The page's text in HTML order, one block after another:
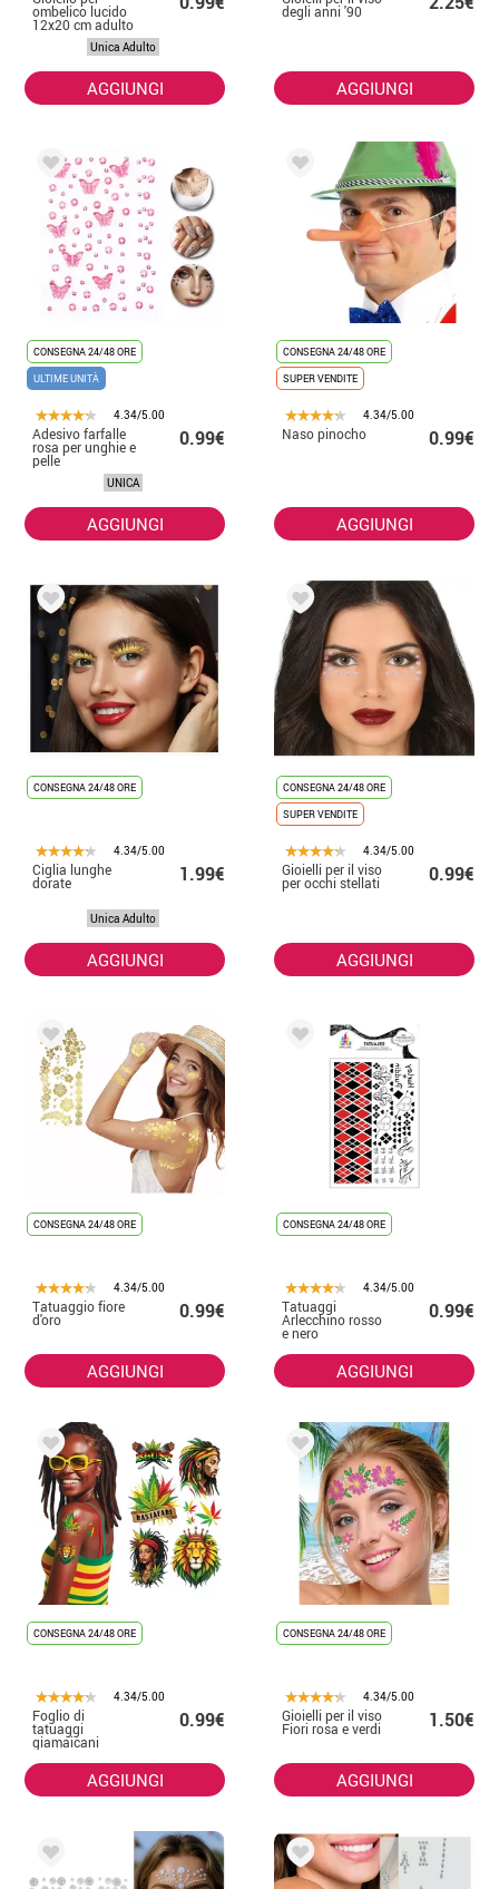
ombelico lucido
12x20 cm adulto
Unica Adulto
AGGIUNGI
degli anni '90
AGGIUNGI
CONSEGNA 24/48 ORE
ULTIME UNITÀ
4.34/5.00
Adesivo farfalle
rosa per unghie e
pelle
0.99€
UNICA
AGGIUNGI
CONSEGNA 24/48 ORE
SUPER VENDITE
4.34/5.00
Naso pinocho 0.99€
AGGIUNGI
CONSEGNA 24/48 ORE
4.34/5.00
Ciglia lunghe
dorate 1.99€
Unica Adulto
AGGIUNGI
CONSEGNA 24/48 ORE
SUPER VENDITE
4.34/5.00
Gioielli per il viso
per occhi stellati 0.99€
AGGIUNGI
CONSEGNA 24/48 ORE
4.34/5.00
Tatuaggio fiore
d'oro 0.99€
AGGIUNGI
CONSEGNA 24/48 ORE
4.34/5.00
Tatuaggi
Arlecchino rosso
e nero
0.99€
AGGIUNGI
CONSEGNA 24/48 ORE
4.34/5.00
Foglio di
tatuaggi
giamaicani
14x30 cm
0.99€
AGGIUNGI
CONSEGNA 24/48 ORE
4.34/5.00
Gioielli per il viso
Fiori rosa e verdi 1.50€
AGGIUNGI